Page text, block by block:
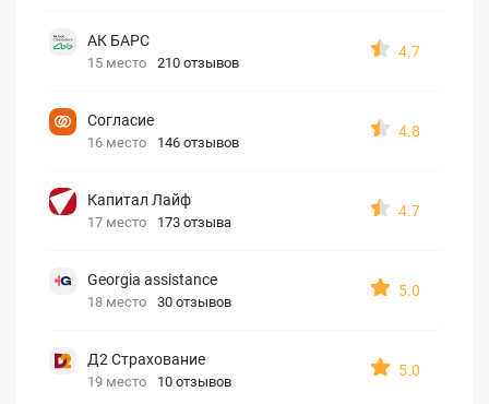
АК БАРС
15 место 210 отзывов
4.7
Согласие
16 место 146 отзывов
4.8
Капитал Лайф
17 место 173 отзыва
4.7
Georgia assistance
18 место 30 отзывов
5.0
Д2 Страхование
19 место 10 отзывов
5.0